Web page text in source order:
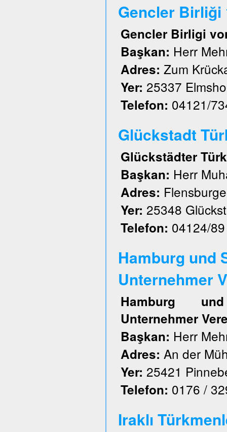
Gencler Birliği
Gencler Birligi
Başkan: Herr
Adres: Zum
Yer: 25337
Telefon: 04121/
Glückstadt
Glückstädter
Başkan: Herr
Adres:
Yer: 25348
Telefon: 04124/
Hamburg und
Unternehmer
Hamburg und
Unternehmer
Başkan: Herr
Adres: An der
Yer: 25421
Telefon: 0176 /
Iraklı